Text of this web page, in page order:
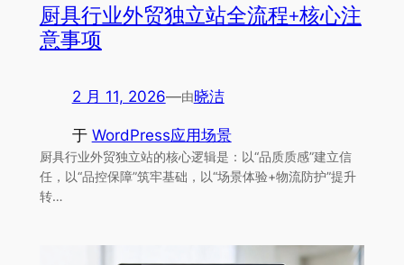
厨具行业外贸独立站全流程+核心注
意事项
2 月 11, 2026—由晓洁
于 WordPress应用场景
厨具行业外贸独立站的核心逻辑是：以“品质质感”建立信
任，以“品控保障”筑牢基础，以“场景体验+物流防护”提升
转…